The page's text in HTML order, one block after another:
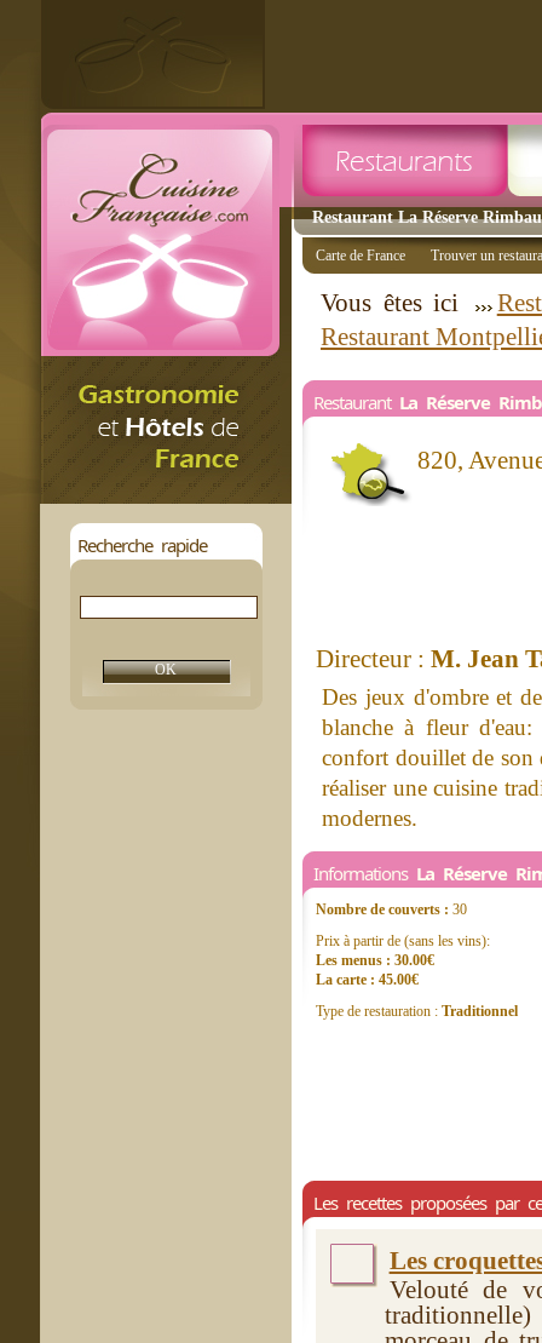
Restaurant La Réserve
Recherche rapide
Carte de France Trouver un
Vous êtes ici
Restaurant
Restaurant La Réserve
820,
Directeur : M. Jean
Des jeux d'ombre et
blanche à fleur
confort douillet de son
réaliser une cuisine
modernes.
Informations La Réserve
Nombre de couverts : 30
Prix à partir de (sans les vins):
Les menus : 30.00€
La carte : 45.00€
Type de restauration : Traditionnel
Les recettes proposées par
Les
Velouté de